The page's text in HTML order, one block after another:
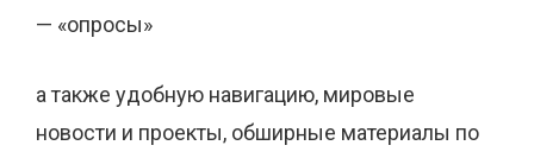
— «опросы»
а также удобную навигацию, мировые
новости и проекты, обширные материалы по